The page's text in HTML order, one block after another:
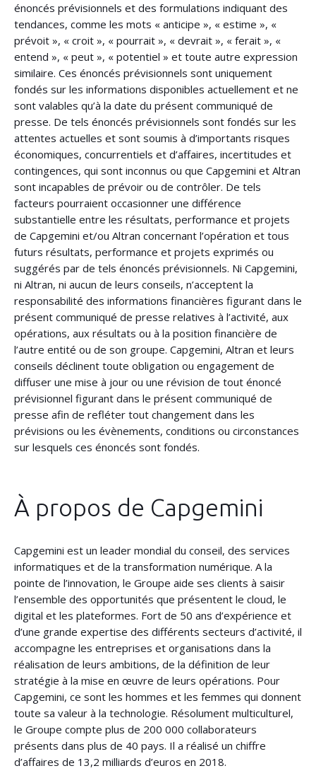
énoncés prévisionnels et des formulations indiquant des
tendances, comme les mots « anticipe », « estime », «
prévoit », « croit », « pourrait », « devrait », « ferait », «
entend », « peut », « potentiel » et toute autre expression
similaire. Ces énoncés prévisionnels sont uniquement
fondés sur les informations disponibles actuellement et ne
sont valables qu’à la date du présent communiqué de
presse. De tels énoncés prévisionnels sont fondés sur les
attentes actuelles et sont soumis à d’importants risques
économiques, concurrentiels et d’affaires, incertitudes et
contingences, qui sont inconnus ou que Capgemini et Altran
sont incapables de prévoir ou de contrôler. De tels
facteurs pourraient occasionner une différence
substantielle entre les résultats, performance et projets
de Capgemini et/ou Altran concernant l’opération et tous
futurs résultats, performance et projets exprimés ou
suggérés par de tels énoncés prévisionnels. Ni Capgemini,
ni Altran, ni aucun de leurs conseils, n’acceptent la
responsabilité des informations financières figurant dans le
présent communiqué de presse relatives à l’activité, aux
opérations, aux résultats ou à la position financière de
l’autre entité ou de son groupe. Capgemini, Altran et leurs
conseils déclinent toute obligation ou engagement de
diffuser une mise à jour ou une révision de tout énoncé
prévisionnel figurant dans le présent communiqué de
presse afin de refléter tout changement dans les
prévisions ou les évènements, conditions ou circonstances
sur lesquels ces énoncés sont fondés.
À propos de Capgemini
Capgemini est un leader mondial du conseil, des services
informatiques et de la transformation numérique. A la
pointe de l’innovation, le Groupe aide ses clients à saisir
l’ensemble des opportunités que présentent le cloud, le
digital et les plateformes. Fort de 50 ans d’expérience et
d’une grande expertise des différents secteurs d’activité, il
accompagne les entreprises et organisations dans la
réalisation de leurs ambitions, de la définition de leur
stratégie à la mise en œuvre de leurs opérations. Pour
Capgemini, ce sont les hommes et les femmes qui donnent
toute sa valeur à la technologie. Résolument multiculturel,
le Groupe compte plus de 200 000 collaborateurs
présents dans plus de 40 pays. Il a réalisé un chiffre
d’affaires de 13,2 milliards d’euros en 2018.